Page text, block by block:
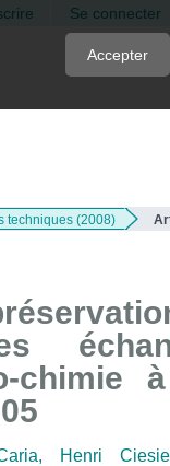
Se connecter
techniques (2008)
chimie
Henri
Accepter